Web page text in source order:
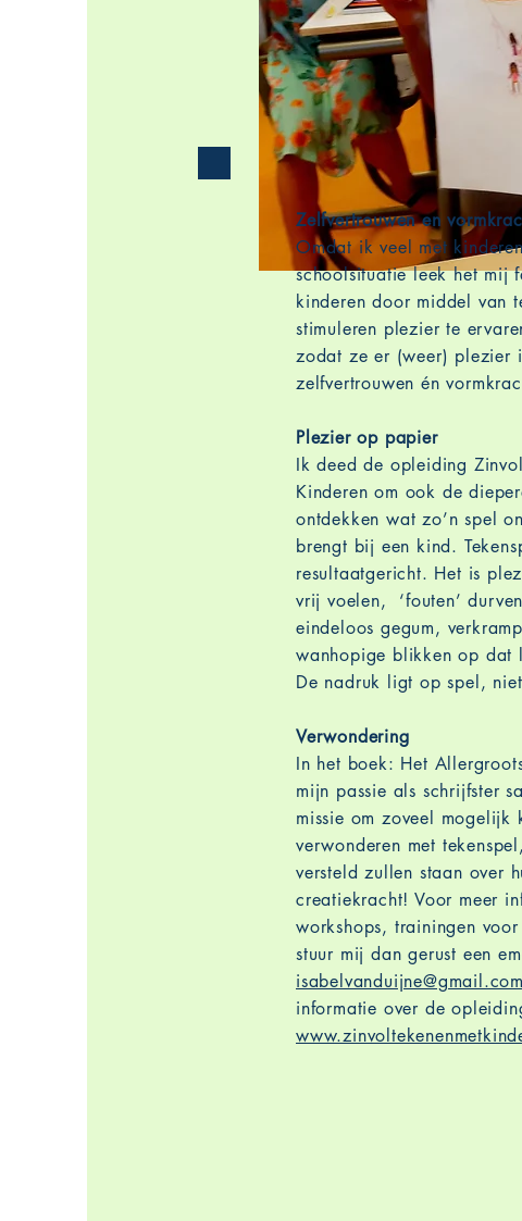
Zelfvertrouwen en
Omdat ik veel met
schoolsituatie leek het mij
kinderen door middel van
stimuleren plezier te
zodat ze er (weer) plezier
zelfvertrouwen én
Plezier op papier
Ik deed de opleiding
Kinderen om ook de
ontdekken wat zo’n spel
brengt bij een kind.
resultaatgericht. Het is
vrij voelen, ‘fouten’
eindeloos gegum,
wanhopige blikken op dat
De nadruk ligt op spel,
Verwondering
​In het boek: Het
mijn passie als schrijfster
missie om zoveel mogelijk
verwonderen met
versteld zullen staan over
creatiekracht! Voor meer
workshops, trainingen
stuur mij dan gerust een
isabelvanduijne@gmail.com
informatie over de